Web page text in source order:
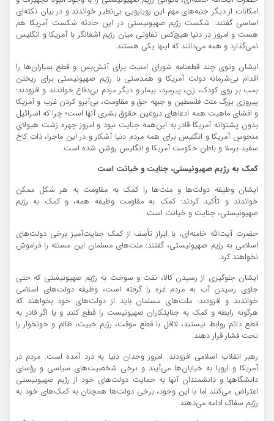
امکانات از دیگر جنبه‌های مهم این رویارویی بی‌نظیر خواندند و در بیان نکته‌ای
اساسی گفتند: شکست رژیم صهیونیستی در این حادثه شکست آمریکا هم
هست و امروز در دنیا هیچ‌کس تفاوتی میان رژیم اشغالگر با آمریکا و انگلیس
نمی‌گذارد و همه می‌دانند که اینها یکی هستند.
ایشان وتوی چند قطعنامه شورای امنیت برای آتش‌بس و قطع بمباران‌ها را
اقدام بی‌شرمانه دولت آمریکا و همدستی با رژیم صهیونیستی برای ریختن
بمب بر روی کودک، زن، پیرمرد، بیمار و دیگر مردم بی‌دفاع خواندند و افزودند:
پیروزی بزرگ ملت فلسطین و جبهه حق و مقاومت، بی‌آبرو کردن غرب و آمریکا
و افشای ماهیت همه ادعاهای دروغین حقوق بشری آنها است؛ چرا که اسرائیل
بدون پشتوانه آمریکا قادر به این‌همه جنایت نبود و امروز چهره زشت هیولایِ
منحوسِ آمریکا و انگلیس برای همه مردم دنیا آشکار و در این ماجرا، ذات کاخ
سفید برملا و باطن حکومت آمریکا و انگلیس روشن شده است.
کمک به رژیم صهیونیستی، جنایت و خیانت است
ایشان وظیفه دولت‌ها و ملت‌ها را کمک به مقاومت به هر شکل ممکن
خواندند و تأکید کردند: کمک به مقاومت وظیفه همه، و کمک به رژیم
صهیونیستی، جنایت و خیانت است.
حضرت آیت‌الله خامنه‌ای، با ابراز تأسف از کمک جنایت‌آمیز برخی دولت‌های
اسلامی به رژیم صهیونیستی، گفتند: ملت‌های مسلمان این مسئله را فراموش
نخواهند کرد.
ایشان جلوگیری از رسیدن کالا، نفت و سوخت به رژیم صهیونیستی که حتی
جلوی رسیدن آب به مردم غزه را گرفته است، وظیفه دولت‌های اسلامی
خواندند و افزودند: ملت‌های مسلمان باید از دولت‌های خود بخواهند که
هرگونه رابطه و کمک به جنایتکاران صهیونیست را قطع کنند و یا اگر قادر به
قطع دائم روابط نیستند، لااقل با قطع موقت، رژیم خبیث، ظالم و خونخوار را
تحت فشار قرار دهند.
رهبر انقلاب اسلامی افزودند: امروز وجدان دنیا به درد آمده است. مردم در
آمریکا و اروپا به خیابان‌ها می‌آیند و برخی شخصیت‌های سیاسی و رؤسای
دانشگاهها و دانشمندان آنها به حمایت دولت‌های خود از رژیم صهیونیستی
اعتراض می‌کنند اما با این وجود،‌ برخی دولت‌ها همچنان به کمک‌های خود به
رژیم سفاک ادامه می‌دهند.